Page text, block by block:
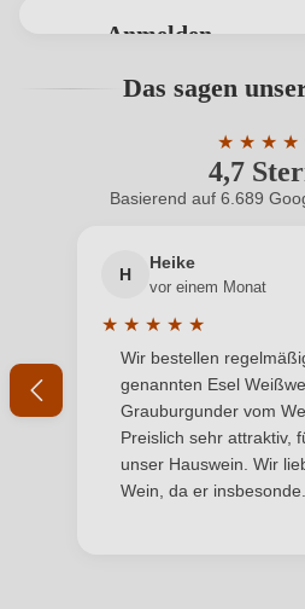
Bio-Kontrollstelle Shop
Geographische Angabe
Hersteller
Azienda Agricola
Berardinelli
Anmelden
Benutzern abgegeben
Neuer Kunde?
Ihre E-Mail-Adresse
Ihr Passwort
Ich habe
Das sagen
4,7
★ ★ ★ ★
Basierend auf 6.689
H
Heike
vor einem Monat
★ ★ ★ ★ ★
Durchschnittliche
Wir bestellen
genannten Esel
Grauburgunder vom
Preislich sehr attraktiv,
unser Hauswein. Wir
Wein, da er insbesonde...